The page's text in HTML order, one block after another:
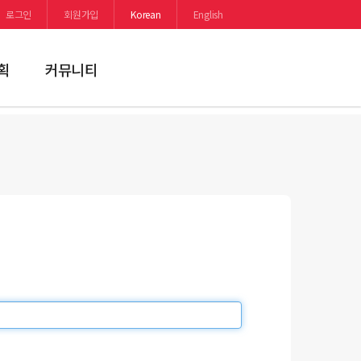
로그인 회원가입 Korean English
커뮤니티